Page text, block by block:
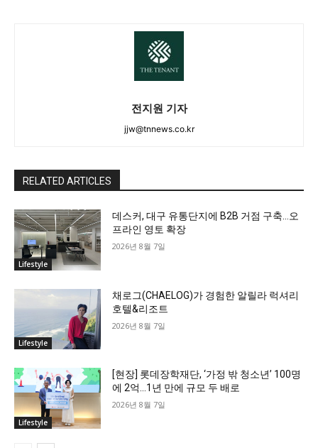
전지원 기자
jjw@tnnews.co.kr
RELATED ARTICLES
Lifestyle
데스커, 대구 유통단지에 B2B 거점 구축…오
프라인 영토 확장
2026년 8월 7일
Lifestyle
채로그(CHAELOG)가 경험한 알릴라 럭셔리
호텔&리조트
2026년 8월 7일
Lifestyle
[현장] 롯데장학재단, ‘가정 밖 청소년’ 100명
에 2억…1년 만에 규모 두 배로
2026년 8월 7일